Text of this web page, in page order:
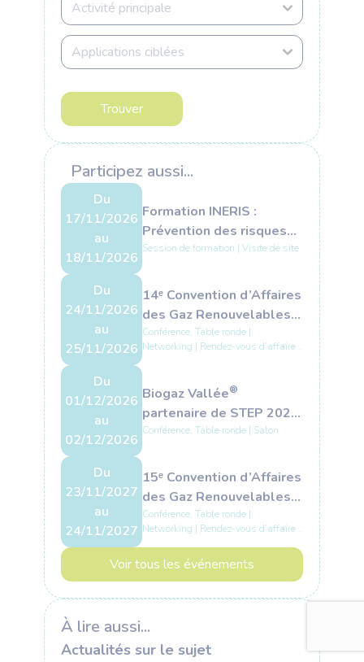
À lire aussi...
Actualités sur le sujet
Participez aussi...
Du
17/11/2026
au
18/11/2026
Formation INERIS :
Prévention des risques
et des impacts des
(2 jours)
Session de formation | Visite de site
Du
24/11/2026
au
25/11/2026
14ᵉ Convention d’Affaires
des Gaz Renouvelables
et Bas-Carbone - 2026
Conférence, Table ronde |
Networking | Rendez-vous d’affaires
Du
01/12/2026
au
02/12/2026
Biogaz Vallée®
partenaire de STEP 2026
: gaz renouvelables et
énergétique au
programme
Conférence, Table ronde | Salon
Du
23/11/2027
au
24/11/2027
15ᵉ Convention d’Affaires
des Gaz Renouvelables
et Bas-Carbone - 2027
Conférence, Table ronde |
Networking | Rendez-vous d’affaires
Voir tous les événements